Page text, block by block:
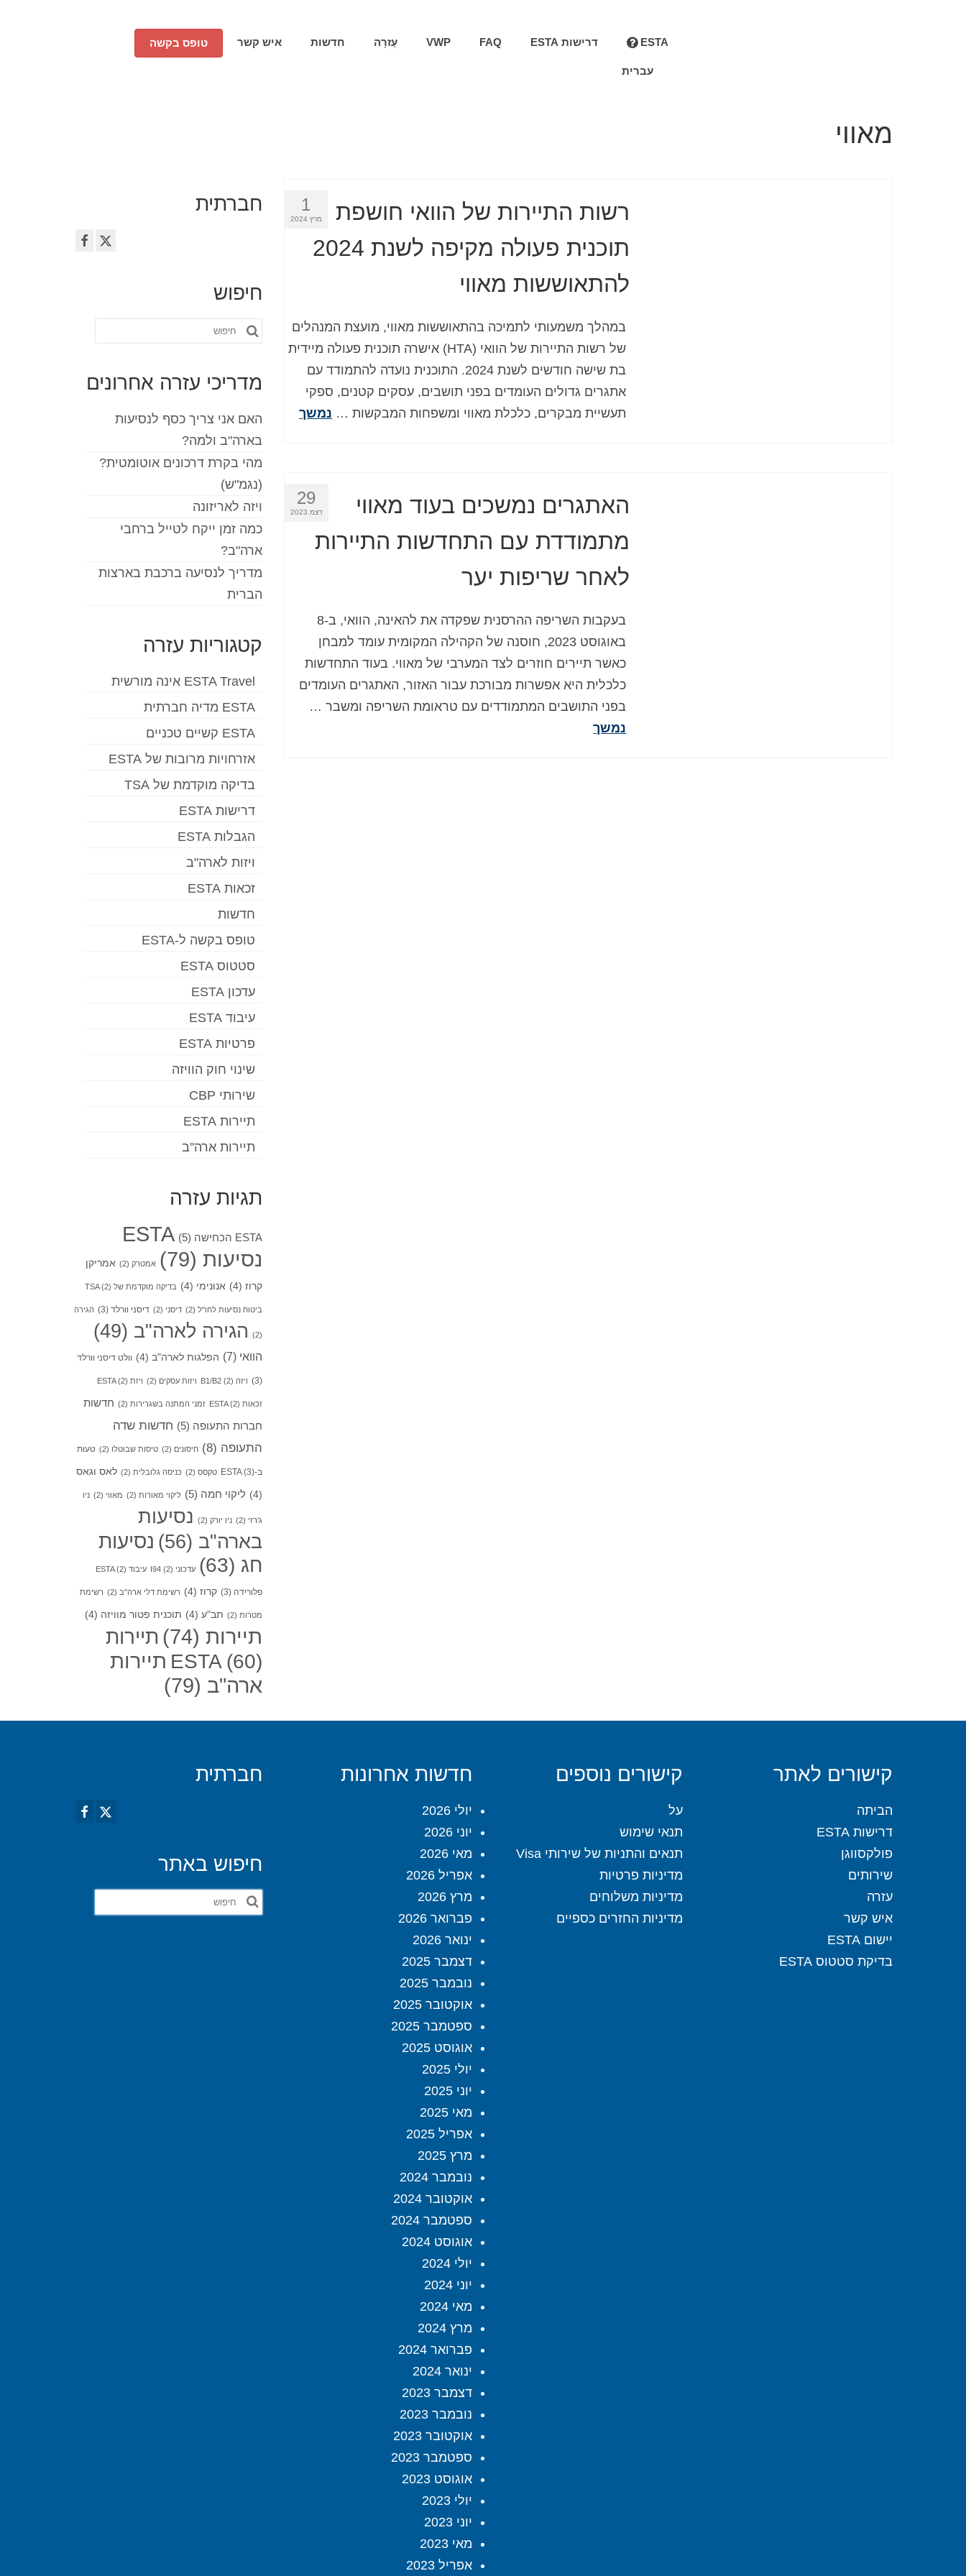
ESTA דרישות ESTA FAQ
VWP עֶזרָה חדשות איש קשר טופס בקשה
עברית
מאווי
1
מרץ 2024
רשות התיירות של הוואי חושפת
תוכנית פעולה מקיפה לשנת 2024
להתאוששות מאווי
במהלך משמעותי לתמיכה בהתאוששות מאווי, מועצת המנהלים
של רשות התיירות של הוואי (HTA) אישרה תוכנית פעולה מיידית
בת שישה חודשים לשנת 2024. התוכנית נועדה להתמודד עם
אתגרים גדולים העומדים בפני תושבים, עסקים קטנים, ספקי
תעשיית מבקרים, כלכלת מאווי ומשפחות המבקשות … נמשך
29
דצמ 2023
האתגרים נמשכים בעוד מאווי
מתמודדת עם התחדשות התיירות
לאחר שריפות יער
בעקבות השריפה ההרסנית שפקדה את להאינה, הוואי, ב-8
באוגוסט 2023, חוסנה של הקהילה המקומית עומד למבחן
כאשר תיירים חוזרים לצד המערבי של מאווי. בעוד התחדשות
כלכלית היא אפשרות מבורכת עבור האזור, האתגרים העומדים
בפני התושבים המתמודדים עם טראומת השריפה ומשבר …
נמשך
חברתית
חיפוש
חפש
מדריכי עזרה אחרונים
האם אני צריך כסף לנסיעות
בארה"ב ולמה?
מהי בקרת דרכונים אוטומטית?
(נגמ"ש)
ויזה לאריזונה
כמה זמן ייקח לטייל ברחבי
ארה"ב?
מדריך לנסיעה ברכבת בארצות
הברית
קטגוריות עזרה
ESTA Travel אינה מורשית
ESTA מדיה חברתית
ESTA קשיים טכניים
אזרחויות מרובות של ESTA
בדיקה מוקדמת של TSA
דרישות ESTA
הגבלות ESTA
ויזות לארה"ב
זכאות ESTA
חדשות
טופס בקשה ל-ESTA
סטטוס ESTA
עדכון ESTA
עיבוד ESTA
פרטיות ESTA
שינוי חוק הוויזה
שירותי CBP
תיירות ESTA
תיירות ארה"ב
תגיות עזרה
ESTA הכחישה (5)
ESTA
נסיעות (79) אמטרק (2) אמריקן
קרוז (4) אנונימי (4) בדיקה מוקדמת של TSA (2)
ביטוח נסיעות לחו"ל (2) דיסני (2) דיסני וורלד (3) הגירה
(2) הגירה לארה"ב (49)
הוואי (7) הפלגות לארה"ב (4) וולט דיסני וורלד
(3) ויזה B1/B2 (2) ויזות עסקים (2) ויזת ESTA (2)
זכאות ESTA (2) זמני המתנה בשגרירות (2)
חדשות
חברות התעופה (5)
חדשות שדה
התעופה (8) חיסונים (2) טיסות שבוטלו (2) טעות
ב-ESTA(3) טקסס (2) כניסה גלובלית (2) לאס וגאס
(4) ליקוי חמה (5) ליקוי מאורות (2) מאווי (2) ניו
ג'רזי (2) ניו יורק (2)
נסיעות
בארה"ב (56)
נסיעות
חג (63) עדכוני I94 (2) עיבוד ESTA (2)
פלורידה (3) קרוז (4) רשימת דלי ארה"ב (2) רשימת
מטרות (2) תב"ע (4) תוכנית פטור מוויזה (4)
תיירות (74)
תיירות
ESTA(60)
תיירות
ארה"ב (79)
קישורים לאתר
הביתה
דרישות ESTA
פולקסווגן
שירותים
עזרה
איש קשר
יישום ESTA
בדיקת סטטוס ESTA
קישורים נוספים
על
תנאי שימוש
תנאים והתניות של שירותי Visa
מדיניות פרטיות
מדיניות משלוחים
מדיניות החזרים כספיים
חדשות אחרונות
יולי 2026
יוני 2026
מאי 2026
אפריל 2026
מרץ 2026
פברואר 2026
ינואר 2026
דצמבר 2025
נובמבר 2025
אוקטובר 2025
ספטמבר 2025
אוגוסט 2025
יולי 2025
יוני 2025
מאי 2025
אפריל 2025
מרץ 2025
נובמבר 2024
אוקטובר 2024
ספטמבר 2024
אוגוסט 2024
יולי 2024
יוני 2024
מאי 2024
מרץ 2024
פברואר 2024
ינואר 2024
דצמבר 2023
נובמבר 2023
אוקטובר 2023
ספטמבר 2023
אוגוסט 2023
יולי 2023
יוני 2023
מאי 2023
אפריל 2023
חברתית
חיפוש באתר
חפש
את: